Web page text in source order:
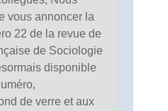
vous annoncer la
22 de la revue de
de Sociologie
disponible
de verre et aux